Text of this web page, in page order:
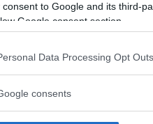
consent to Google and its third-
Google consent section.
Data Processing Opt Outs
consents